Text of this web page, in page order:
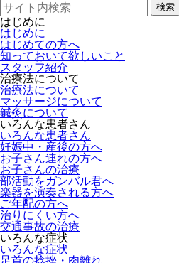
検索
はじめに
はじめに
はじめての方へ
知っておいて欲しいこと
スタッフ紹介
治療法について
治療法について
マッサージについて
鍼灸について
いろんな患者さん
いろんな患者さん
妊娠中・産後の方へ
お子さん連れの方へ
お子さんの治療
部活動をガンバル君へ
楽器を演奏される方へ
ご年配の方へ
治りにくい方へ
交通事故の治療
いろんな症状
いろんな症状
足首の捻挫・肉離れ